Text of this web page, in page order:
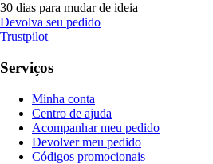
30 dias para mudar de ideia
Devolva seu pedido
Trustpilot
Serviços
Minha conta
Centro de ajuda
Acompanhar meu pedido
Devolver meu pedido
Códigos promocionais